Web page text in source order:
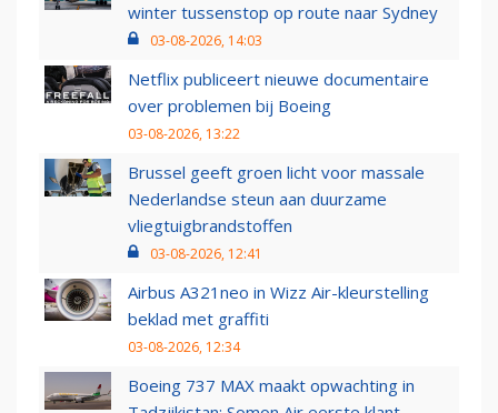
winter tussenstop op route naar Sydney
03-08-2026, 14:03
Netflix publiceert nieuwe documentaire
over problemen bij Boeing
03-08-2026, 13:22
Brussel geeft groen licht voor massale
Nederlandse steun aan duurzame
vliegtuigbrandstoffen
03-08-2026, 12:41
Airbus A321neo in Wizz Air-kleurstelling
beklad met graffiti
03-08-2026, 12:34
Boeing 737 MAX maakt opwachting in